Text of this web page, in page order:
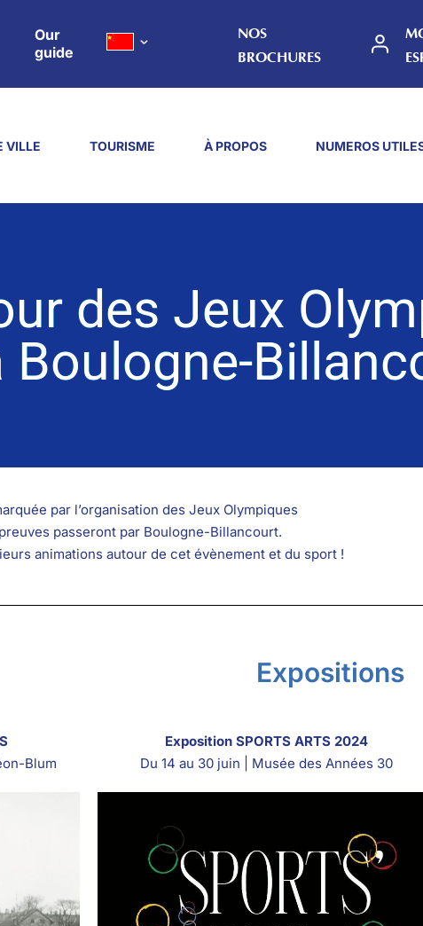
Our
guide
NOS
BROCHURES
VILLE TOURISME À PROPOS NUMEROS
des Jeux
Boulogne-
par l’organisation des Jeux Olympiques
passeront par Boulogne-Billancourt.
animations autour de cet évènement et du sport !
Expositions
Blum
Exposition SPORTS ARTS 2024
Du 14 au 30 juin | Musée des Années 30